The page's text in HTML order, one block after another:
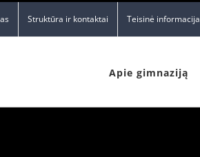
Struktūra ir kontaktai Teisinė informacija
Apie gimnaziją